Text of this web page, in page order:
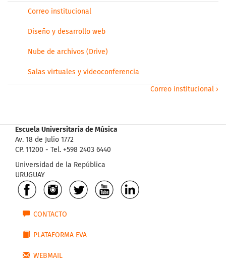
Correo institucional
Diseño y desarrollo web
Nube de archivos (Drive)
Salas virtuales y videoconferencia
Correo institucional ›
Escuela Universitaria de Música
Av. 18 de Julio 1772
CP. 11200 - Tel. +598 2403 6440
Universidad de la República
URUGUAY
CONTACTO
PLATAFORMA EVA
WEBMAIL